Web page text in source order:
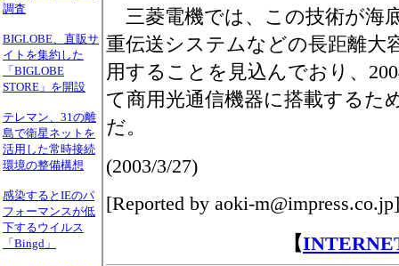
調査
BIGLOBE、直販サ
イトを集約した
「BIGLOBE
STORE」を開設
テレマン、31の離
島で衛星ネットを
活用した常時接続
環境の整備構想
感染するとIEのパ
フォーマンスが低
下するウイルス
「Bingd」
三菱電機では、この技術が海
重伝送システムなどの長距離大
用することを見込んでおり、
て商用光通信機器に搭載するた
だ。
(2003/3/27)
[Reported by aoki-m@impress.co.jp]
【